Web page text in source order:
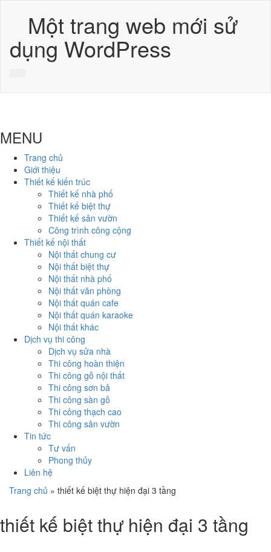
Một trang web mới sử
dụng WordPress
MENU
Trang chủ
Giới thiệu
Thiết kế kiến trúc
Thiết kế nhà phố
Thiết kế biệt thự
Thiết kế sân vườn
Công trình công cộng
Thiết kế nội thất
Nội thất chung cư
Nội thất biệt thự
Nội thất nhà phố
Nội thất văn phòng
Nội thất quán cafe
Nội thất quán karaoke
Nội thất khác
Dịch vụ thi công
Dịch vụ sửa nhà
Thi công hoàn thiện
Thi công gỗ nội thất
Thi công sơn bả
Thi công sàn gỗ
Thi công thạch cao
Thi công sân vườn
Tin tức
Tư vấn
Phong thủy
Liên hệ
Trang chủ » thiết kế biệt thự hiện đại 3 tầng
thiết kế biệt thự hiện đại 3 tầng